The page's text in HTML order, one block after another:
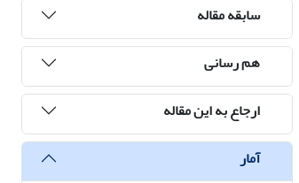
سابقه مقاله
هم رسانی
ارجاع به این مقاله
آمار